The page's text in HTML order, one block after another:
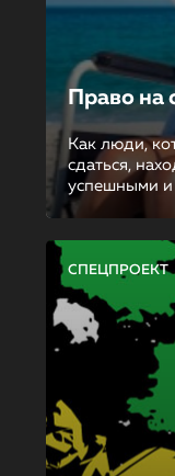
Право на
Как люди,
сдаться,
успешными и
СПЕЦПРОЕКТ